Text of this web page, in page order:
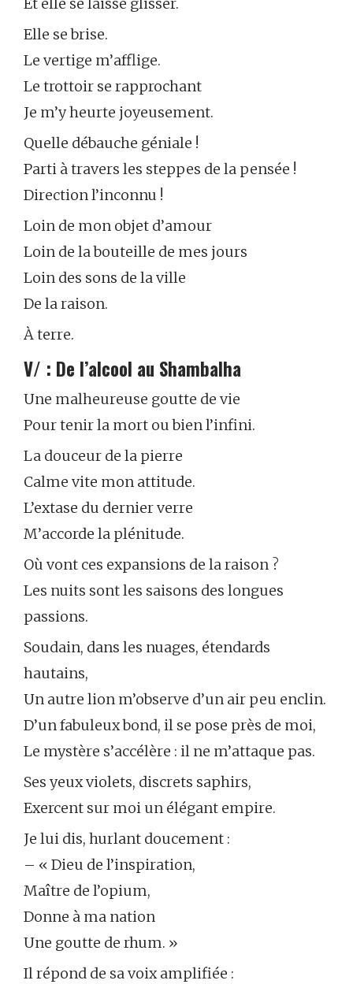
Et elle se laisse glisser.
Elle se brise.
Le vertige m’afflige.
Le trottoir se rapprochant
Je m’y heurte joyeusement.
Quelle débauche géniale !
Parti à travers les steppes de la pensée !
Direction l’inconnu !
Loin de mon objet d’amour
Loin de la bouteille de mes jours
Loin des sons de la ville
De la raison.
À terre.
V/ : De l’alcool au Shambalha
Une malheureuse goutte de vie
Pour tenir la mort ou bien l’infini.
La douceur de la pierre
Calme vite mon attitude.
L’extase du dernier verre
M’accorde la plénitude.
Où vont ces expansions de la raison ?
Les nuits sont les saisons des longues
passions.
Soudain, dans les nuages, étendards
hautains,
Un autre lion m’observe d’un air peu enclin.
D’un fabuleux bond, il se pose près de moi,
Le mystère s’accélère : il ne m’attaque pas.
Ses yeux violets, discrets saphirs,
Exercent sur moi un élégant empire.
Je lui dis, hurlant doucement :
– « Dieu de l’inspiration,
Maître de l’opium,
Donne à ma nation
Une goutte de rhum. »
Il répond de sa voix amplifiée :